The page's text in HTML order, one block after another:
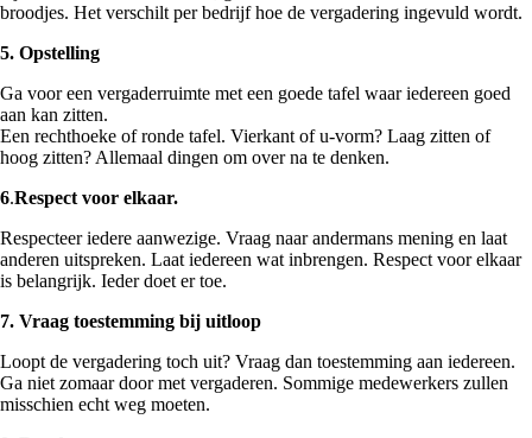
broodjes. Het verschilt per bedrijf hoe de vergadering ingevuld wordt.
5. Opstelling
Ga voor een vergaderruimte met een goede tafel waar iedereen goed
aan kan zitten.
Een rechthoeke of ronde tafel. Vierkant of u-vorm? Laag zitten of
hoog zitten? Allemaal dingen om over na te denken.
6.Respect voor elkaar.
Respecteer iedere aanwezige. Vraag naar andermans mening en laat
anderen uitspreken. Laat iedereen wat inbrengen. Respect voor elkaar
is belangrijk. Ieder doet er toe.
7. Vraag toestemming bij uitloop
Loopt de vergadering toch uit? Vraag dan toestemming aan iedereen.
Ga niet zomaar door met vergaderen. Sommige medewerkers zullen
misschien echt weg moeten.